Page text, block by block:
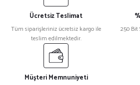
Ücretsiz Teslimat
Tüm siparişleriniz ücretsiz kargo ile
teslim edilmektedir.
250 Bit
Müşteri Memnuniyeti